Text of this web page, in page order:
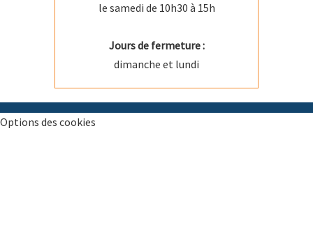
le samedi de 10h30 à 15h
Jours de fermeture :
dimanche et lundi
Options des cookies